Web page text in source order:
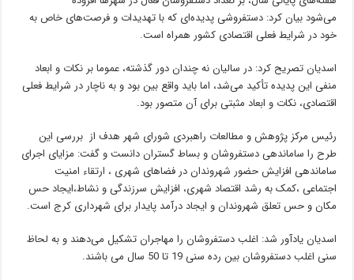
می‌شود بیان کرد: دستفروشی پدیده‌ای که با تهدیدات و فرصت‌های خاص به
خود در شرایط فعلی اقتصادی کشور همراه است.
اسدیان تصریح کرد: در سالیان نه چندان دور گذشته، عموما بر نکات و ابعاد
منفی این پدیده تأکید می‌شد، اما باید واقع بین بود و به ناچار در شرایط فعلی
اقتصادی، نکات و ابعاد مثبتی برای آن متصور بود.
رئیس مرکز پژوهش و مطالعات راهبردی شورای شهر هدف از بررسی این
طرح را ساماندهی دستفروشان و بساط گستران دانست و گفت: مزایای اجرای
ساماندهی افزایش حضور شهروندان در فضاهای شهری ، ارتقاء امنیت
اجتماعی ،کمک به رشد اقتصاد شهری، افزایش سرزندگی و نشاط،ایجاد حس
مکان و حس تعلق شهروندان و ایجاد درآمد پایدار برای شهرداری کرج است.
اسدیان یادآور شد: اغلب دستفروشان را مهاجران تشکیل می‌دهند و به لحاظ
سنی اغلب دستفروشان بین رده سنی 19 تا 50 سال می باشند.